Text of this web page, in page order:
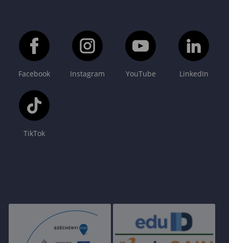
Facebook Instagram YouTube LinkedIn
TikTok